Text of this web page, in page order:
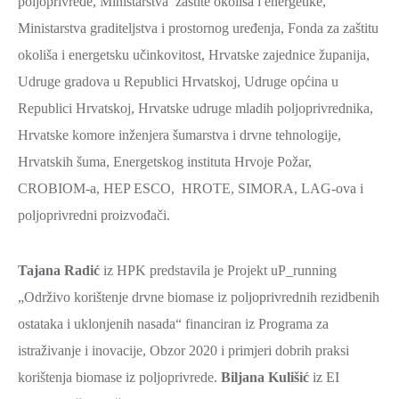
DEMOGRAFIJA
Ministarstva graditeljstva i prostornog uređenja, Fonda za zaštitu
okoliša i energetsku učinkovitost, Hrvatske zajednice županija,
Udruge gradova u Republici Hrvatskoj, Udruge općina u
Republici Hrvatskoj, Hrvatske udruge mladih poljoprivrednika,
Hrvatske komore inženjera šumarstva i drvne tehnologije,
Hrvatskih šuma, Energetskog instituta Hrvoje Požar,
CROBIOM-a, HEP ESCO, HROTE, SIMORA, LAG-ova i
poljoprivredni proizvođači.
Tajana Radić iz HPK predstavila je Projekt uP_running
„Održivo korištenje drvne biomase iz poljoprivrednih rezidbenih
ostataka i uklonjenih nasada“ financiran iz Programa za
istraživanje i inovacije, Obzor 2020 i primjeri dobrih praksi
korištenja biomase iz poljoprivrede. Biljana Kulišić iz EI